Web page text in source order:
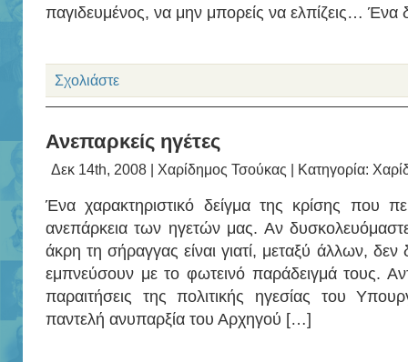
παγιδευμένος, να μην μπορείς να ελπίζεις… Ένα
Σχολιάστε
Ανεπαρκείς ηγέτες
Δεκ 14th, 2008 | Χαρίδημος Τσούκας | Κατηγορία:
Ένα χαρακτηριστικό δείγμα της κρίσης που
ανεπάρκεια των ηγετών μας. Αν
άκρη τη σήραγγας είναι γιατί, μεταξύ άλλων, δεν
εμπνεύσουν με το φωτεινό παράδειγμά τους.
παραιτήσεις της πολιτικής ηγεσίας του
παντελή ανυπαρξία του Αρχηγού […]